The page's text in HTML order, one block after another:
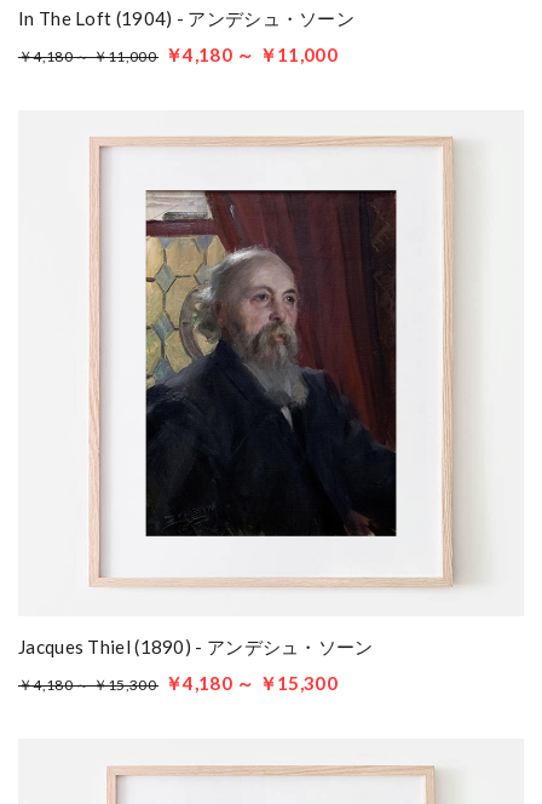
In The Loft (1904) - アンデシュ・ソーン
￥4,180 ～ ￥11,000 ￥4,180 ～ ￥11,000
Jacques Thiel (1890) - アンデシュ・ソーン
￥4,180 ～ ￥15,300 ￥4,180 ～ ￥15,300